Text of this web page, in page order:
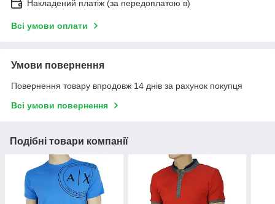
Накладений платіж (за передоплатою в)
Всі умови оплати
Умови повернення
Повернення товару впродовж 14 днів за рахунок покупця
Всі умови повернення
Подібні товари компанії